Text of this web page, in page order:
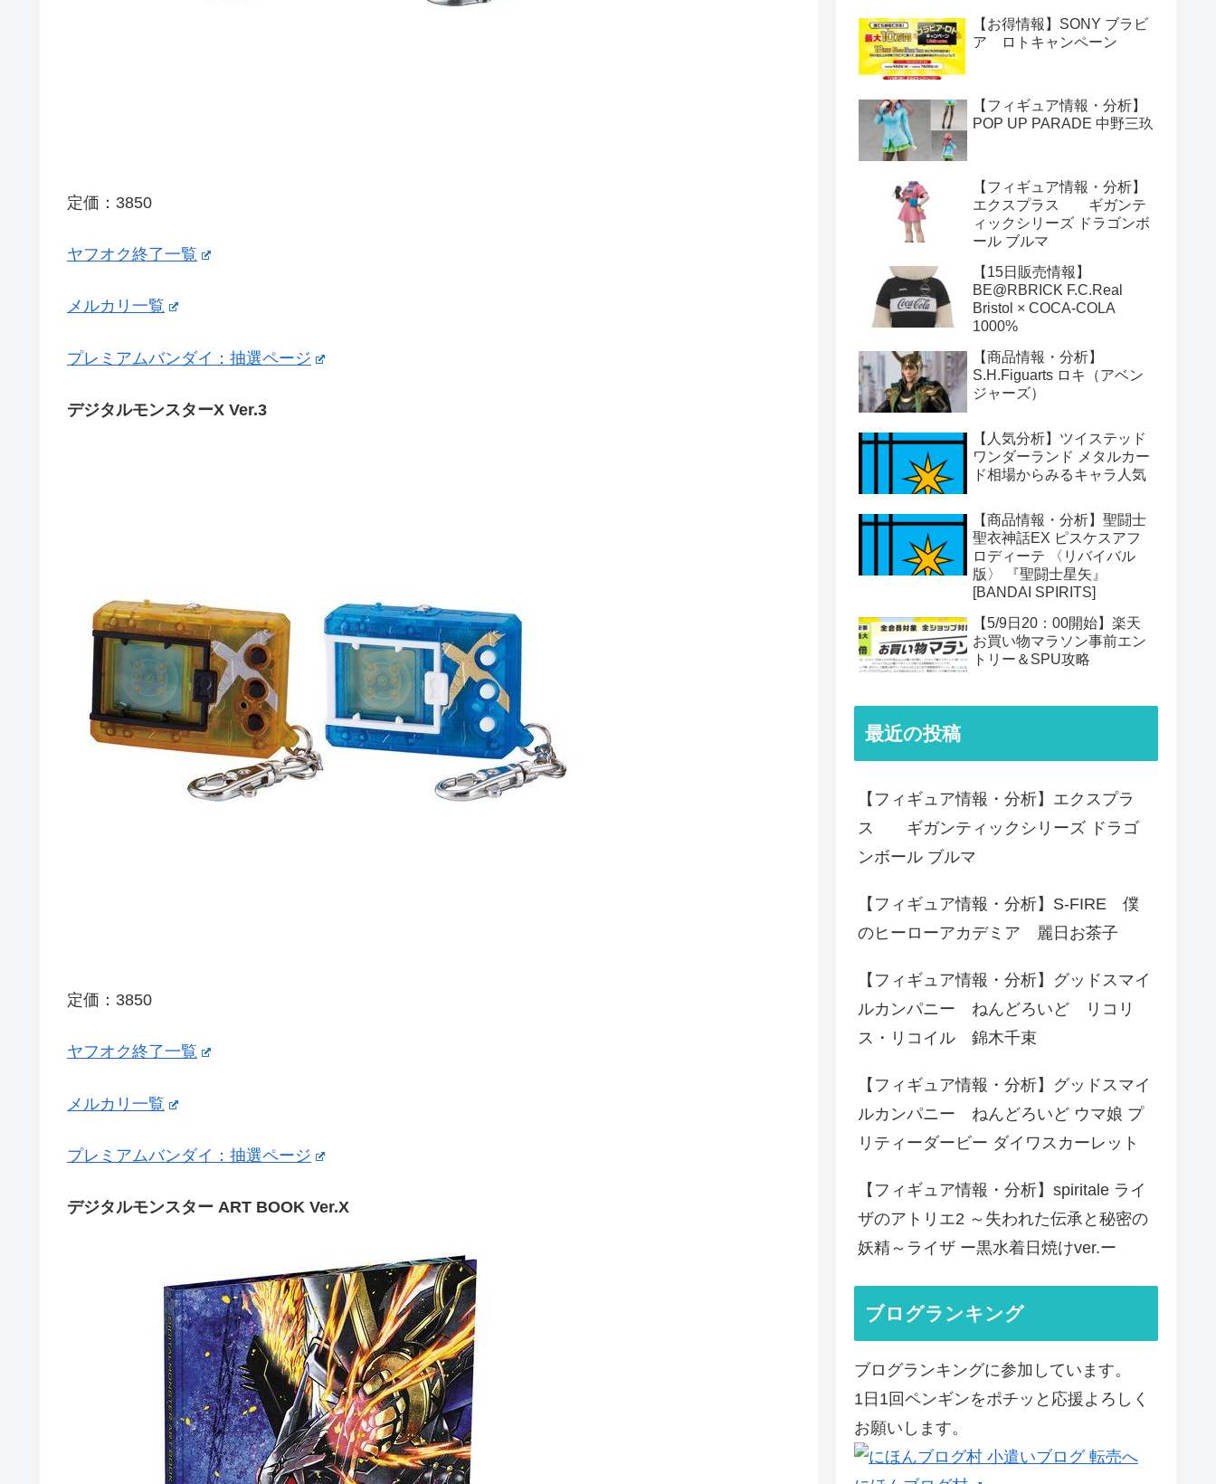
定価：3850
ヤフオク終了一覧
メルカリ一覧
プレミアムバンダイ：抽選ページ
デジタルモンスターX Ver.3
定価：3850
ヤフオク終了一覧
メルカリ一覧
プレミアムバンダイ：抽選ページ
デジタルモンスター ART BOOK Ver.X
【お得情報】SONY ブラビ
ア ロトキャンペーン
【フィギュア情報・分析】
POP UP PARADE 中野三玖
【フィギュア情報・分析】
エクスプラス ギガンテ
ィックシリーズ ドラゴンボ
ール ブルマ
【15日販売情報】
BE@RBRICK F.C.Real
Bristol × COCA-COLA
1000%
【商品情報・分析】
S.H.Figuarts ロキ（アベン
ジャーズ）
【人気分析】ツイステッド
ワンダーランド メタルカー
ド相場からみるキャラ人気
【商品情報・分析】聖闘士
聖衣神話EX ピスケスアフ
ロディーテ 〈リバイバル
版〉 『聖闘士星矢』
[BANDAI SPIRITS]
【5/9日20：00開始】楽天
お買い物マラソン事前エン
トリー＆SPU攻略
最近の投稿
【フィギュア情報・分析】エクスプラ
ス ギガンティックシリーズ ドラゴ
ンボール ブルマ
【フィギュア情報・分析】S-FIRE 僕
のヒーローアカデミア 麗日お茶子
【フィギュア情報・分析】グッドスマイ
ルカンパニー ねんどろいど リコリ
ス・リコイル 錦木千束
【フィギュア情報・分析】グッドスマイ
ルカンパニー ねんどろいど ウマ娘 プ
リティーダービー ダイワスカーレット
【フィギュア情報・分析】spiritale ライ
ザのアトリエ2 ～失われた伝承と秘密の
妖精～ライザ ー黒水着日焼けver.ー
ブログランキング
ブログランキングに参加しています。
1日1回ペンギンをポチッと応援よろしく
お願いします。